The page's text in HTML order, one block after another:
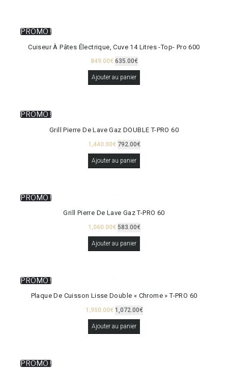
PROMO !
Cuiseur À Pâtes Électrique, Cuve 14 Litres -Top- Pro 600
849.00€ 635.00€
Ajouter au panier
PROMO !
Grill Pierre De Lave Gaz DOUBLE T-PRO 60
1,440.00€ 792.00€
Ajouter au panier
PROMO !
Grill Pierre De Lave Gaz T-PRO 60
1,060.00€ 583.00€
Ajouter au panier
PROMO !
Plaque De Cuisson Lisse Double « Chrome » T-PRO 60
1,950.00€ 1,072.00€
Ajouter au panier
PROMO !